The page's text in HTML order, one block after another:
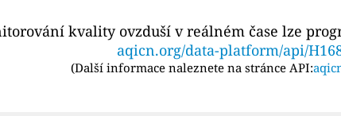
kvality ovzduší v reálném čase lze
aqicn.org/data-platform/api/
(Další informace naleznete na stránce API: